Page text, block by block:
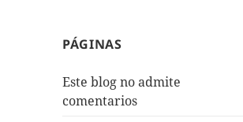
PÁGINAS
Este blog no admite
comentarios